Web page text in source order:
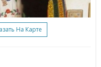
На Карте